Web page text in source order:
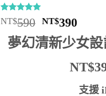
評分4.92
/ 5，已有
12
位顧客進
行評分
NT$590 原
始
價
NT$590。
NT$390
前
價
夢幻清新少女
支援